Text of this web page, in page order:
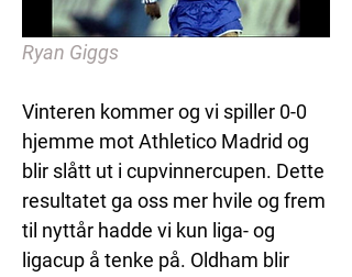
Ryan Giggs
Vinteren kommer og vi spiller 0-0
hjemme mot Athletico Madrid og
blir slått ut i cupvinnercupen. Dette
resultatet ga oss mer hvile og frem
til nyttår hadde vi kun liga- og
ligacup å tenke på. Oldham blir